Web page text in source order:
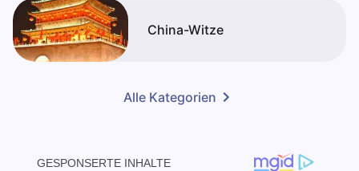
China-Witze
Alle Kategorien